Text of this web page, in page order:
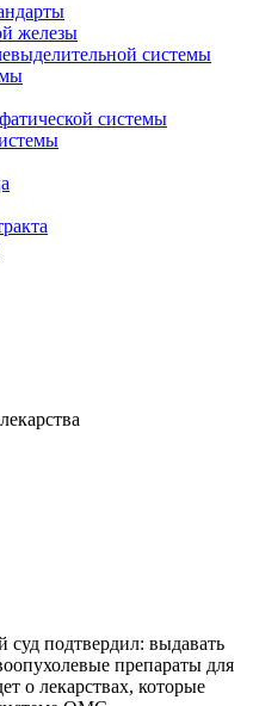
железы
системы
системы
подтвердил: выдавать
препараты для
о лекарствах, которые